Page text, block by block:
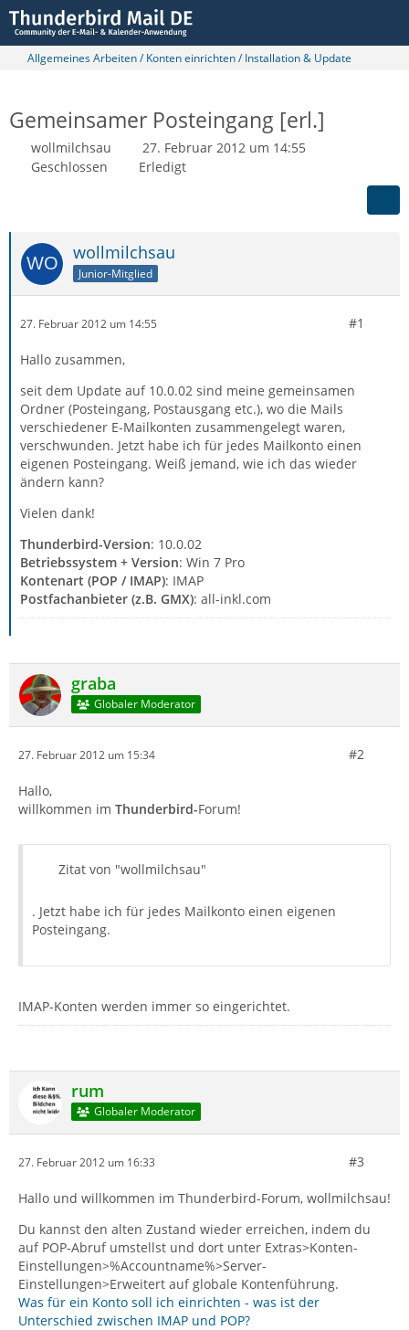
Allgemeines Arbeiten / Konten einrichten / Installation & Update
Gemeinsamer Posteingang [erl.]
wollmilchsau
27. Februar 2012 um 14:55
Geschlossen
Erledigt
wollmilchsau
Junior-Mitglied
27. Februar 2012 um 14:55 #1
Hallo zusammen,
seit dem Update auf 10.0.02 sind meine gemeinsamen
Ordner (Posteingang, Postausgang etc.), wo die Mails
verschiedener E-Mailkonten zusammengelegt waren,
verschwunden. Jetzt habe ich für jedes Mailkonto einen
eigenen Posteingang. Weiß jemand, wie ich das wieder
ändern kann?
Vielen dank!
Thunderbird-Version: 10.0.02
Betriebssystem + Version: Win 7 Pro
Kontenart (POP / IMAP): IMAP
Postfachanbieter (z.B. GMX): all-inkl.com
graba
Globaler Moderator
27. Februar 2012 um 15:34 #2
Hallo,
willkommen im Thunderbird-Forum!
Zitat von "wollmilchsau"
. Jetzt habe ich für jedes Mailkonto einen eigenen
Posteingang.
IMAP-Konten werden immer so eingerichtet.
rum
Globaler Moderator
27. Februar 2012 um 16:33 #3
Hallo und willkommen im Thunderbird-Forum, wollmilchsau!
Du kannst den alten Zustand wieder erreichen, indem du
auf POP-Abruf umstellst und dort unter Extras>Konten-
Einstellungen>%Accountname%>Server-
Einstellungen>Erweitert auf globale Kontenführung.
Was für ein Konto soll ich einrichten - was ist der
Unterschied zwischen IMAP und POP?